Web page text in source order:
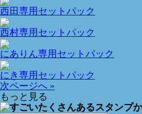
西田専用セットパック
西村専用セットパック
にありん専用セットパック
にき専用セットパック
次ページへ »
もっと見る